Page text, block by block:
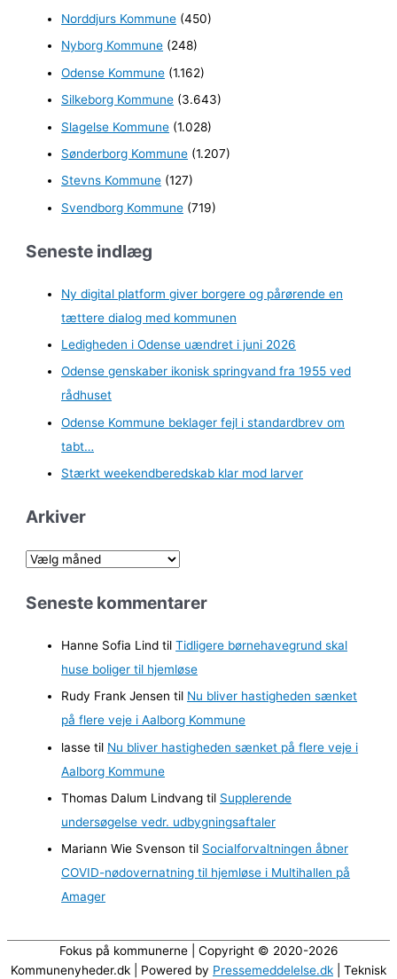
Norddjurs Kommune (450)
Nyborg Kommune (248)
Odense Kommune (1.162)
Silkeborg Kommune (3.643)
Slagelse Kommune (1.028)
Sønderborg Kommune (1.207)
Stevns Kommune (127)
Svendborg Kommune (719)
Seneste indlæg
Ny digital platform giver borgere og pårørende en
tættere dialog med kommunen
Ledigheden i Odense uændret i juni 2026
Odense genskaber ikonisk springvand fra 1955 ved
rådhuset
Odense Kommune beklager fejl i standardbrev om
tabt…
Stærkt weekendberedskab klar mod larver
Arkiver
A
k
Seneste kommentarer
Hanne Sofia Lind tilTidligere børnehavegrund skal
huse boliger til hjemløse
Rudy Frank Jensen til Nu bliver hastigheden sænket
på flere veje i Aalborg Kommune
lasse til Nu bliver hastigheden sænket på flere veje i
Aalborg Kommune
Thomas Dalum Lindvang til Supplerende
undersøgelse vedr. udbygningsaftaler
Mariann Wie Svenson til Socialforvaltningen åbner
COVID-nødovernatning til hjemløse i Multihallen på
Amager
Fokus på kommunerne | Copyright © 2020-2026
Kommunenyheder.dk | Powered by Pressemeddelelse.dk | Teknisk